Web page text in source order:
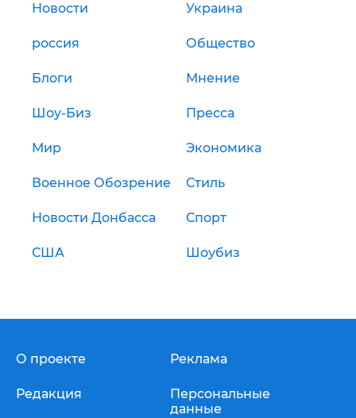
Новости Украина
россия Общество
Блоги Мнение
Шоу-Биз Пресса
Мир Экономика
Военное Обозрение Стиль
Новости Донбасса Спорт
США Шоубиз
О проекте
Редакция
Реклама
Персональные
данные